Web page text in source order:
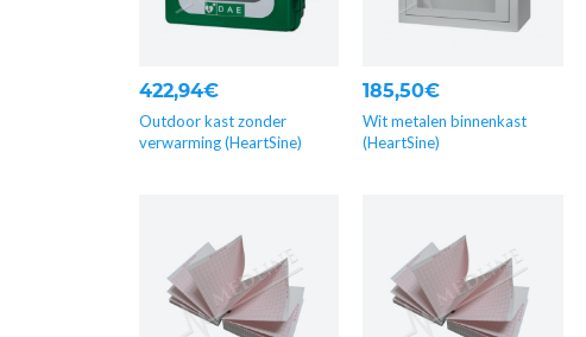
422,94€
Outdoor kast zonder
verwarming (HeartSine)
185,50€
Wit metalen binnenkast
(HeartSine)